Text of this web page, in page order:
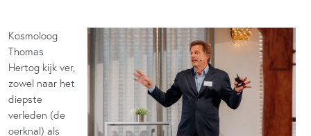
Kosmoloog
Thomas
Hertog kijk ver,
zowel naar het
diepste
verleden (de
oerknal) als